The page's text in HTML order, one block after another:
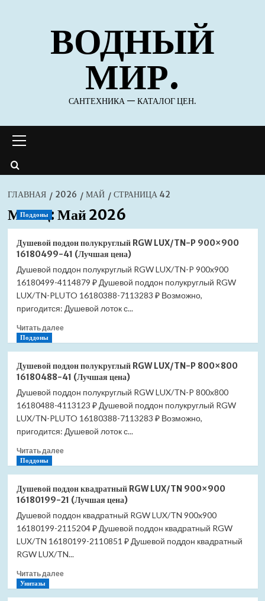
содержимомуВОДНЫЙ
МИР.
САНТЕХНИКА — КАТАЛОГ ЦЕН.
меню
ГЛАВНАЯ 2026 МАЙ СТРАНИЦА 42
Месяц:Май 2026
Поддоны
Душевой поддон полукруглый RGW LUX/TN-P 900×900
16180499-41 (Лучшая цена)
Душевой поддон полукруглый RGW LUX/TN-P 900x900
16180499-4114879 ₽ Душевой поддон полукруглый RGW
LUX/TN-PLUTO 16180388-7113283 ₽ Возможно,
пригодится: Душевой лоток с...
Читать далееПрочитать
поддон
полукруглый
RGW
LUX/TN-
P
900×900
16180499-
41
Поддоны
Душевой поддон полукруглый RGW LUX/TN-P 800×800
16180488-41 (Лучшая цена)
Душевой поддон полукруглый RGW LUX/TN-P 800x800
16180488-4113123 ₽ Душевой поддон полукруглый RGW
LUX/TN-PLUTO 16180388-7113283 ₽ Возможно,
пригодится: Душевой лоток с...
Читать далееПрочитать
поддон
полукруглый
RGW
LUX/TN-
P
800×800
41
Поддоны
Душевой поддон квадратный RGW LUX/TN 900×900
16180199-21 (Лучшая цена)
Душевой поддон квадратный RGW LUX/TN 900x900
16180199-2115204 ₽ Душевой поддон квадратный RGW
LUX/TN 16180199-2110851 ₽ Душевой поддон квадратный
RGW LUX/TN...
Читать далееПрочитать
Унитазы